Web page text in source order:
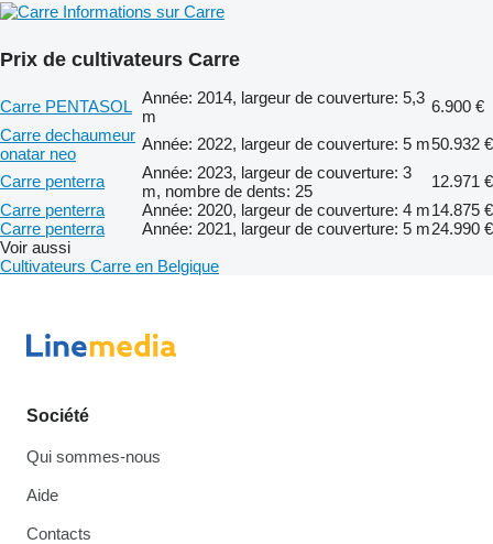
Informations sur Carre
Prix de cultivateurs Carre
Carre PENTASOL Année: 2014, largeur de couverture: 5,3
m
6.900 €
Carre dechaumeur
onatar neo
Année: 2022, largeur de couverture: 5 m50.932 €
Carre penterra
Année: 2023, largeur de couverture: 3
m, nombre de dents: 25
12.971 €
Carre penterra
Année: 2020, largeur de couverture: 4 m14.875 €
Carre penterra
Année: 2021, largeur de couverture: 5 m24.990 €
Voir aussi
Cultivateurs Carre en Belgique
Société
Qui sommes-nous
Aide
Contacts